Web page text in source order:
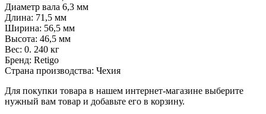
Диаметр вала 6,3 мм
Длина: 71,5 мм
Ширина: 56,5 мм
Высота: 46,5 мм
Вес: 0. 240 кг
Бренд: Retigo
Страна производства: Чехия
Для покупки товара в нашем интернет-магазине выберите
нужный вам товар и добавьте его в корзину.